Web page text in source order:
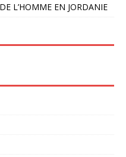
L’HOMME EN JORDANIE